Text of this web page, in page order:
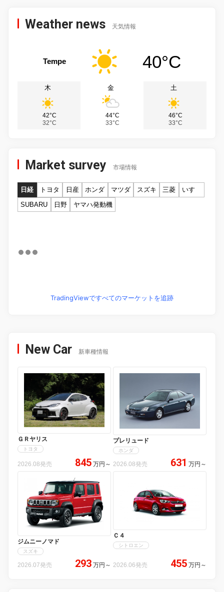
Weather news 天気情報
Tempe 40°C
木
42°C
32°C
金
44°C
33°C
土
46°C
33°C
Market survey 市場情報
日経 トヨタ 日産 ホンダ マツダ スズキ 三菱
いすゞ
SUBARU
日野 ヤマハ発動機
TradingViewですべてのマーケットを追跡
New Car 新車種情報
ＧＲヤリス
トヨタ
2026.08発売 845 万円 ～
プレリュード
ホンダ
2026.08発売 631 万円 ～
ジムニーノマド
スズキ
2026.07発売 293 万円 ～
Ｃ４
シトロエン
2026.06発売 455 万円 ～